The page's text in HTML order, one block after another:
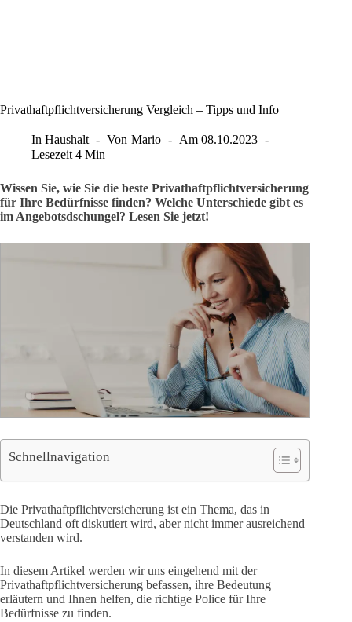
Privathaftpflichtversicherung Vergleich – Tipps und Info
In Haushalt Von Mario Am 08.10.2023
Lesezeit 4 Min
Wissen Sie, wie Sie die beste Privathaftpflichtversicherung
für Ihre Bedürfnisse finden? Welche Unterschiede gibt es
im Angebotsdschungel? Lesen Sie jetzt!
Schnellnavigation
Die Privathaftpflichtversicherung ist ein Thema, das in
Deutschland oft diskutiert wird, aber nicht immer ausreichend
verstanden wird.
In diesem Artikel werden wir uns eingehend mit der
Privathaftpflichtversicherung befassen, ihre Bedeutung
erläutern und Ihnen helfen, die richtige Police für Ihre
Bedürfnisse zu finden.